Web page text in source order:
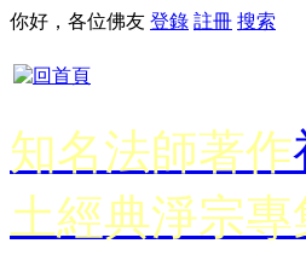
你好，各位佛友 登錄 註冊 搜索
知名法師著作
土經典淨宗專